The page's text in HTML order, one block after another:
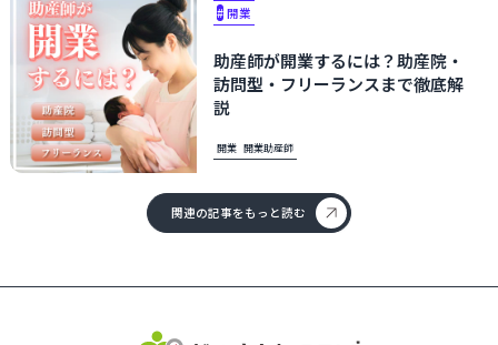
# 開業
助産師が開業するには？助産院・
訪問型・フリーランスまで徹底解
説
開業 開業助産師
関連の記事をもっと読む